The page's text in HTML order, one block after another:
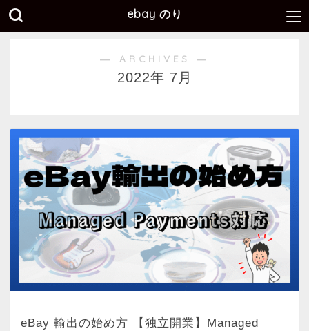
ebay のり
― ARCHIVES ―
2022年 7月
eBay 輸出の始め方 【独立開業】Managed